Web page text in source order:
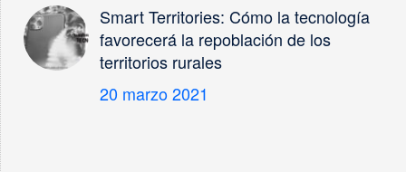
Smart Territories: Cómo la tecnología
favorecerá la repoblación de los
territorios rurales
20 marzo 2021